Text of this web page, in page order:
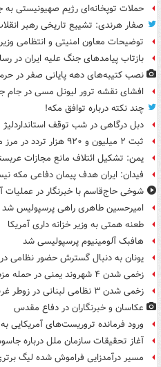
حملات توپخانه‌ای رژیم صهیونیستی به
صفار هرندی: تشییع تاریخی رهبر
توضیحات معاون امنیتی و انتظامی
بازتاب پیامدهای جنگ علیه ایران در
نصب کتیبه‌های دهه پایانی صفر در
افشای نقشه ترور لیونل مسی در جام
چند نکته درباره توافق مکه!
دبل درگاهی در شب توقف استانداردلیژ
ثبت ۲ میلیون و ۹۲۰ هزار تردد در مرز مهران طی ایام اربعین
یمن: تشکیل ائتلاف مانع مجازات
فیدان: ایران هدف پیمان دفاعی مکه
شوخی حاج‌قاسم با خبرنگار در عملیات
امیرحسین طاهری راهی پرسپولیس شد
طعنه همتی به وزیر خزانه داری آمریکا
هافبک آلومینیوم پرسپولیسی شد
یونان به دنبال گسترش حضور نظامی
زخمی شدن ۴ شهروند یمنی در حمله مزدوران سعودی
زخمی شدن ۳ نظامی لبنانی در زوطر غربی
عکاسان و خبرنگاران در دفاع مقدس
ورود فرمانده تروریست‌های آمریکایی
آغاز تحقیقات سازمان ملل درباره
مسیر درآمدزایی فراموش شده لیگ